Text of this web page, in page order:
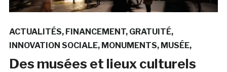
ACTUALITÉS FINANCEMENT GRATUITÉ
INNOVATION SOCIALE MONUMENTS MUSÉE
Des musées et lieux culturels